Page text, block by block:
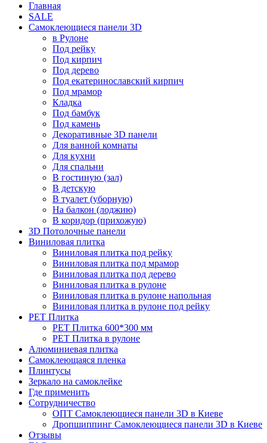
Главная
SALE
Самоклеющиеся панели 3D
в Рулоне
Под рейку
Под кирпич
Под дерево
Под екатеринославский кирпич
Под мрамор
Кладка
Под бамбук
Под камень
Декоративные 3D панели
Для ванной комнаты
Для кухни
Для спальни
В гостиную (зал)
В детскую
В туалет (уборную)
На балкон (лоджию)
В коридор (прихожую)
3D Потолочные панели
Виниловая плитка
Виниловая плитка под рейку
Виниловая плитка под мрамор
Виниловая плитка под дерево
Виниловая плитка в рулоне
Виниловая плитка в рулоне напольная
Виниловая плитка в рулоне под рейку
PET Плитка
PET Плитка 600*300 мм
PET Плитка в рулоне
Алюминиевая плитка
Самоклеющаяся пленка
Плинтусы
Зеркало на самоклейке
Где применить
Сотрудничество
ОПТ Самоклеющиеся панели 3D в Киеве
Дропшиппинг Самоклеющиеся панели 3D в Киеве
Отзывы